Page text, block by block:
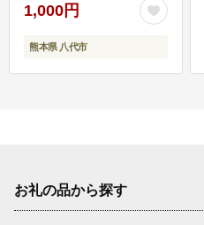
1,000円
熊本県 八代市
お礼の品から探す